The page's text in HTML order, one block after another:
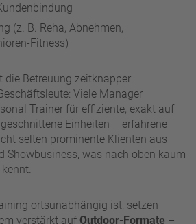
(z. B. Reha, Abnehmen,
Fitness)
die Betreuung zeitknapper
Viele Manager
Trainer für effiziente, exakt auf
Einheiten – erfahrene
selten prominente Klienten aus
Showbusiness, was nach oben kaum
ortsunabhängig ist, setzen
verstärkt auf Outdoor-Formate –